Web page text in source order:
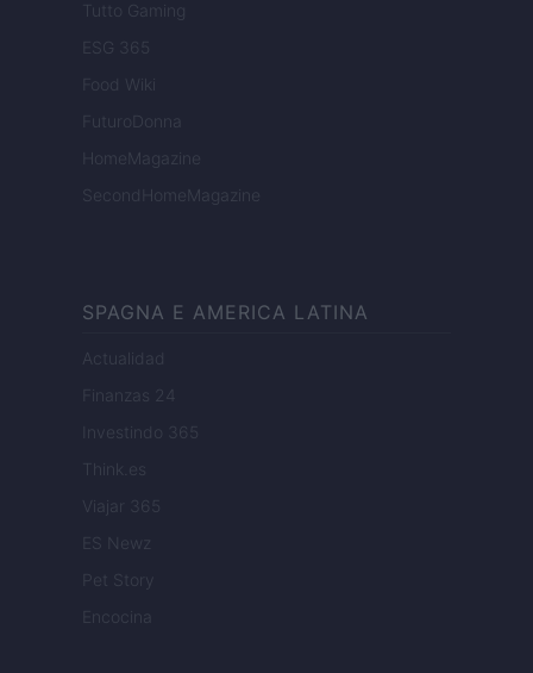
Tutto Gaming
ESG 365
Food Wiki
FuturoDonna
HomeMagazine
SecondHomeMagazine
SPAGNA E AMERICA LATINA
Actualidad
Finanzas 24
Investindo 365
Think.es
Viajar 365
ES Newz
Pet Story
Encocina